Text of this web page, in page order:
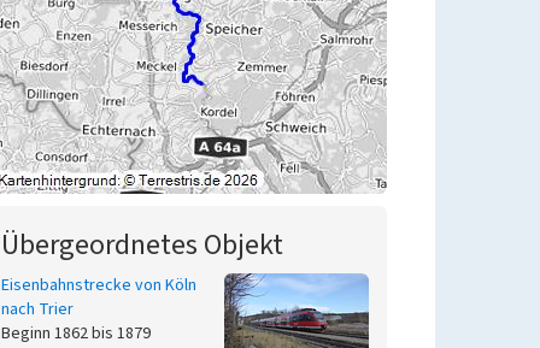
Übergeordnetes Objekt
Eisenbahnstrecke von Köln
nach Trier
Beginn 1862 bis 1879